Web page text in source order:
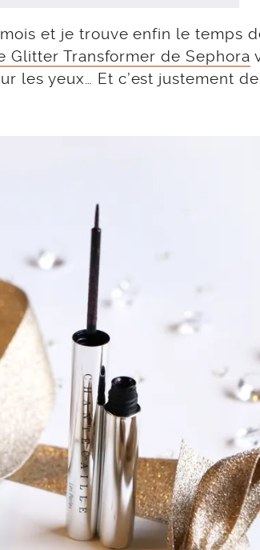
et je trouve enfin le temps
Glitter Transformer de Sephora
les yeux… Et c’est justement